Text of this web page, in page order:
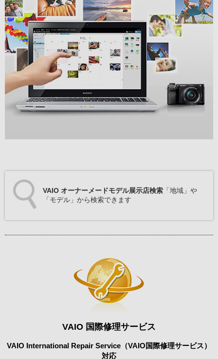
VAIO オーナーメードモデル展示店検索 「地域」や
「モデル」から検索できます
VAIO 国際修理サービス
VAIO International Repair Service（VAIO国際修理サービス）
対応